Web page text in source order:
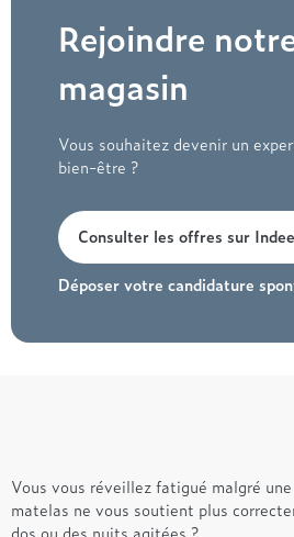
Rejoindre
magasin
Vous souhaitez devenir un
bien-être ?
Consulter les offres sur
Déposer votre candidature
Vous vous réveillez fatigué malgré
matelas ne vous soutient plus
dos ou des nuits agitées ?